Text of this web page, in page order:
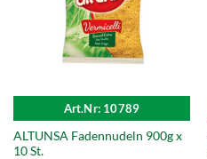
Art.Nr: 10789
ALTUNSA Fadennudeln 900g x
10 St.